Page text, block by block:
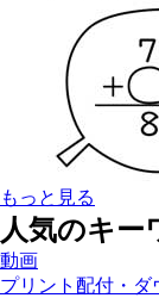
もっと見る
人気のキー
動画
プリント配付・ダ